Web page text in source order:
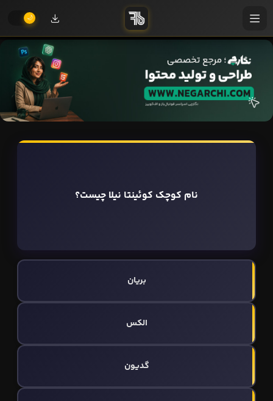
نام کوچک کوئینتا نیلا چیست؟
بریان
الکس
گدیون